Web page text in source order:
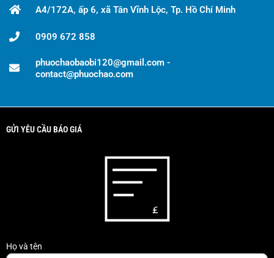
A4/172A, ấp 6, xã Tân Vĩnh Lộc, Tp. Hồ Chí Minh
0909 672 858
phuochaobaobi120@gmail.com -
contact@phuochao.com
GỬI YÊU CẦU BÁO GIÁ
Họ và tên